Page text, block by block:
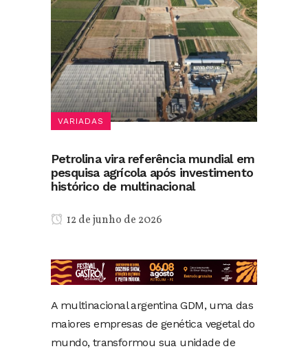
VARIADAS
Petrolina vira referência mundial em
pesquisa agrícola após investimento
histórico de multinacional
12 de junho de 2026
A multinacional argentina GDM, uma das
maiores empresas de genética vegetal do
mundo, transformou sua unidade de